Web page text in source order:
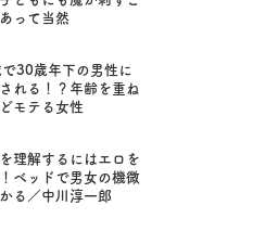
って当然
30歳年下の男性に
れる！？年齢を重ね
モテる女性
理解するにはエロを
ベッドで男女の機微
る／中川淳一郎